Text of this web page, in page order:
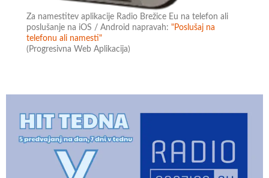
Za namestitev aplikacije Radio Brežice Eu na telefon ali
poslušanje na iOS / Android napravah:"Poslušaj na
telefonu ali namesti"
(Progresivna Web Aplikacija)